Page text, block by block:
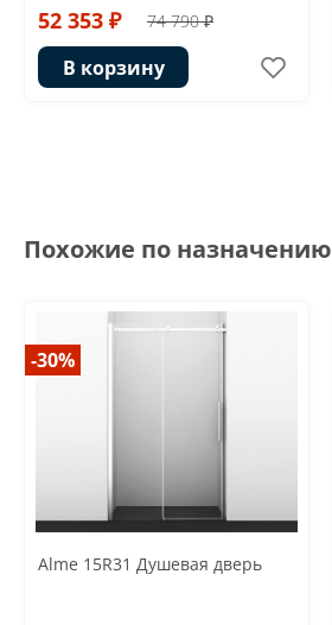
52 353 ₽ 74 790 ₽
В корзину
Похожие по назначению
-30%
Alme 15R31 Душевая дверь